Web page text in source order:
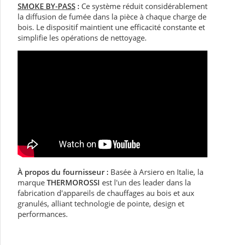
SMOKE BY-PASS : Ce système réduit considérablement
la diffusion de fumée dans la pièce à chaque charge de
bois. Le dispositif maintient une efficacité constante et
simplifie les opérations de nettoyage.
À propos du fournisseur : Basée à Arsiero en Italie, la
marque THERMOROSSI est l'un des leader dans la
fabrication d'appareils de chauffages au bois et aux
granulés, alliant technologie de pointe, design et
performances.